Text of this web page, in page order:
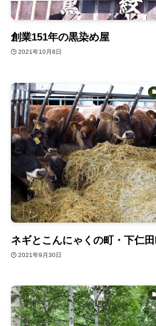
創業151年の黒染め屋
2021年10月8日
ネギとこんにゃくの町・下仁
2021年9月30日